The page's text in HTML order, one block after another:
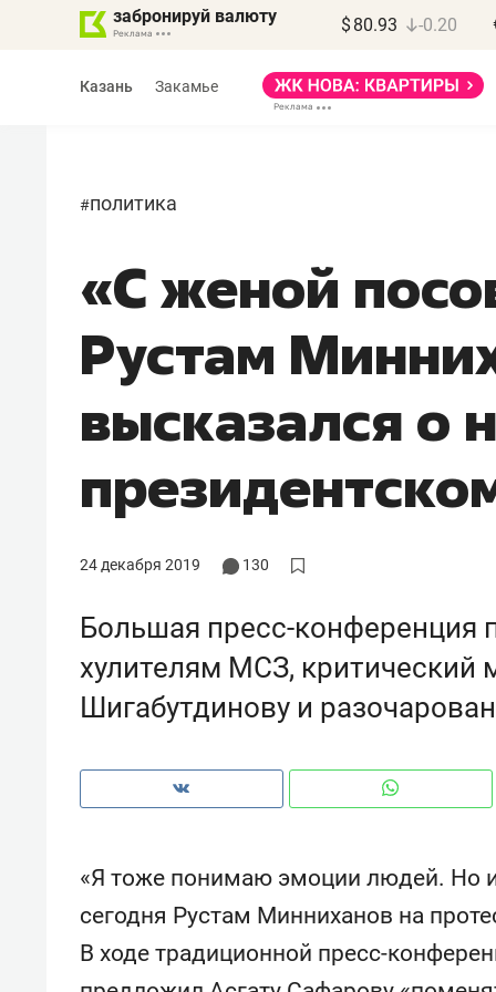
забронируй валюту $ 80.93 -0.20
Казань Закамье
#политика
«С женой
Рустам
высказался о
24 декабря 2019 130
Большая пресс-конференция
хулителям МСЗ, критический
Шигабутдинову и
«Я тоже понимаю эмоции людей. Но
сегодня Рустам Минниханов на
В ходе традиционной пресс-
Марат Арсланов
«КирпичХолдинг»
«Главная задача
правильный продукт»
Башкортостана входит в Татарстан
с ЖК «Иволга» в Зеленодольске
«В банкротствах сегодня
ищут не активы, а людей,
которые ими управляли. Они
Опыт
с